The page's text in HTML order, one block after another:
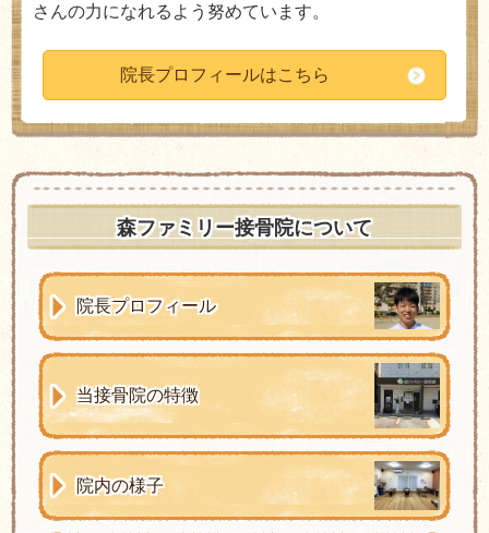
さんの力になれるよう努めています。
院長プロフィールはこちら
森ファミリー接骨院について
院長プロフィール
当接骨院の特徴
院内の様子